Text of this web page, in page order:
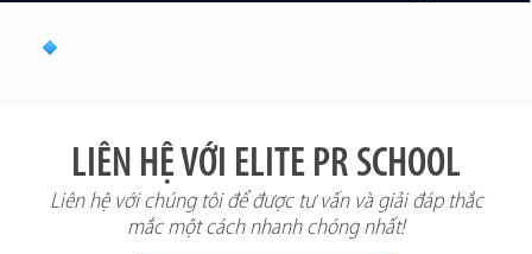
LIÊN HỆ VỚI ELITE PR SCHOOL
Liên hệ với chúng tôi để được tư vấn và giải đáp thắc
mắc một cách nhanh chóng nhất!